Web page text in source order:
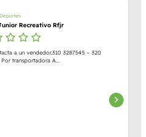
Deportes
Recreativo Rfjr
a un vendedor.310 3287545 – 320
transportadora A...